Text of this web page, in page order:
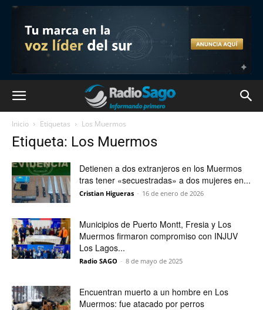
Inicio Etiquetas Los Muermos
Etiqueta: Los Muermos
Detienen a dos extranjeros en los Muermos
tras tener «secuestradas» a dos mujeres en...
Cristian Higueras - 16 de enero de 2026
Municipios de Puerto Montt, Fresia y Los
Muermos firmaron compromiso con INJUV
Los Lagos...
Radio SAGO - 8 de mayo de 2025
Encuentran muerto a un hombre en Los
Muermos: fue atacado por perros